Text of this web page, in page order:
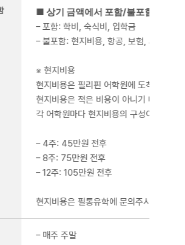
■ 상기 금액에서 포함/불포함 사항
– 포함: 학비, 숙식비, 입학금
– 불포함: 현지비용, 항공, 보험, 외부액티
※ 현지비용
현지비용은 필리핀 어학원에 도착 이후
현지비용은 적은 비용이 아니기 때문에
각 어학원마다 현지비용의 구성이나 금
– 4주: 45만원 전후
– 8주: 75만원 전후
– 12주: 105만원 전후
현지비용은 필통유학에 문의주시면 정확
– 매주 주말